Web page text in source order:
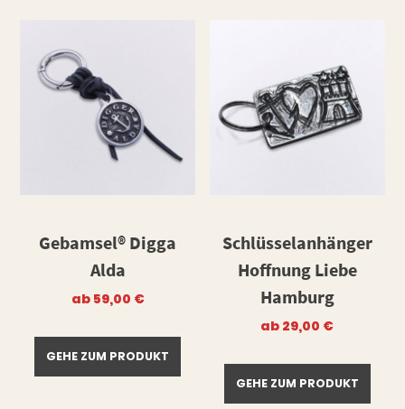
Gebamsel® Digga
Alda
ab 59,00 €
GEHE ZUM PRODUKT
Schlüsselanhänger
Hoffnung Liebe
Hamburg
ab 29,00 €
GEHE ZUM PRODUKT